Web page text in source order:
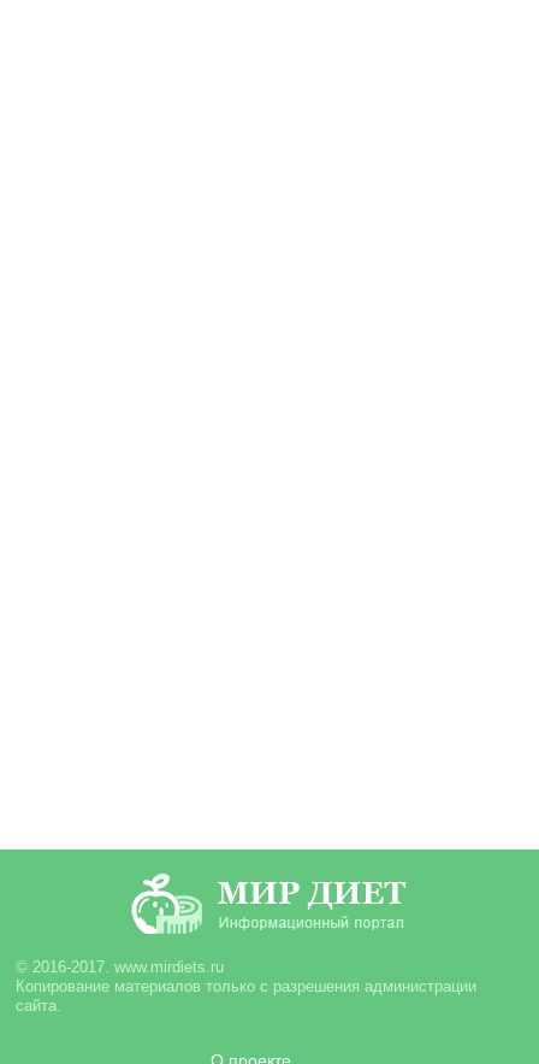
© 2016-2017. www.mirdiets.ru
Копирование материалов только с разрешения администрации
сайта.
О проекте